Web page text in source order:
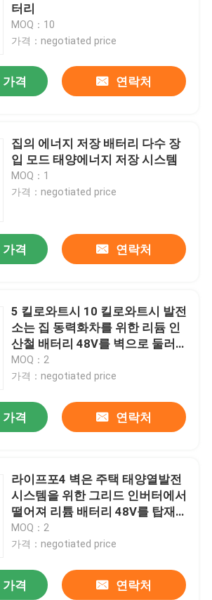
터리
MOQ：10
가격：negotiated price
격 연락처
집의 에너지 저장 배터리 다수 장
입 모드 태양에너지 저장 시스템
MOQ：1
가격：negotiated price
격 연락처
5 킬로와트시 10 킬로와트시 발전
소는 집 동력화차를 위한 리듐 인
산철 배터리 48V를 벽으로 둘러쌉
니다
MOQ：2
가격：negotiated price
격 연락처
라이프포4 벽은 주택 태양열발전
시스템을 위한 그리드 인버터에서
떨어져 리튬 배터리 48V를 탑재했
습니다
MOQ：2
가격：negotiated price
격 연락처